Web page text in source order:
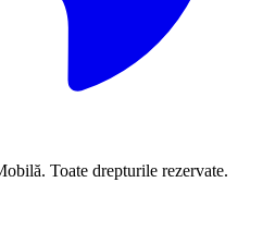
Toate drepturile rezervate.